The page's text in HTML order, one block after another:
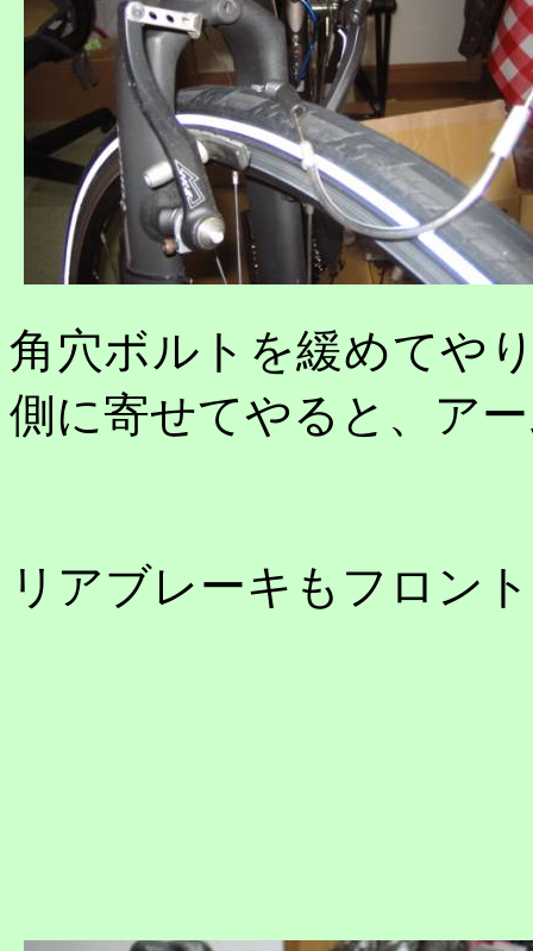
角穴ボルトを緩めてや
側に寄せてやると、ア
リアブレーキもフロン